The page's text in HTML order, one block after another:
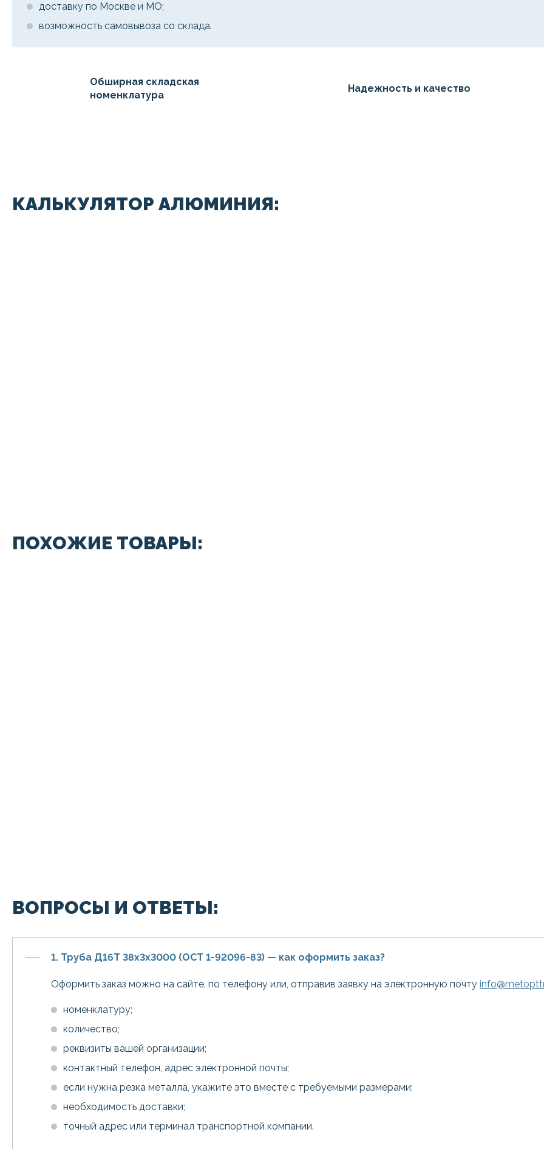
доставку по Москве и МО;
возможность самовывоза со склада.
Обширная складская
номенклатура
Надежность и качество
КАЛЬКУЛЯТОР АЛЮМИНИЯ:
ПОХОЖИЕ ТОВАРЫ:
ВОПРОСЫ И ОТВЕТЫ:
1. Труба Д16Т 38х3х3000 (ОСТ 1-92096-83) — как оформить заказ?
Оформить заказ можно на сайте, по телефону или, отправив заявку на электронную почту
номенклатуру;
количество;
реквизиты вашей организации;
контактный телефон, адрес электронной почты;
если нужна резка металла, укажите это вместе с требуемыми размерами;
необходимость доставки;
точный адрес или терминал транспортной компании.